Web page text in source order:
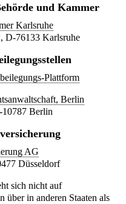
und Kammer
Karlsruhe
D-76133 Karlsruhe
Plattform
Berlin
10787 Berlin
AG
Düsseldorf
sich nicht auf
über in anderen Staaten als